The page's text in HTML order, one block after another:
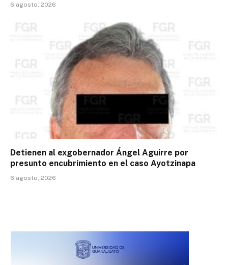
6 agosto, 2026
Detienen al exgobernador Ángel Aguirre por
presunto encubrimiento en el caso Ayotzinapa
6 agosto, 2026